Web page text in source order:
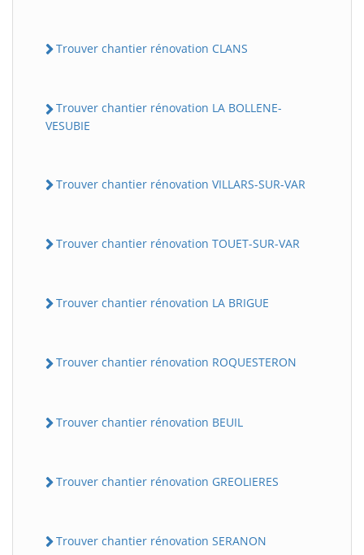
Trouver chantier rénovation CLANS
Trouver chantier rénovation LA BOLLENE-
VESUBIE
Trouver chantier rénovation VILLARS-SUR-VAR
Trouver chantier rénovation TOUET-SUR-VAR
Trouver chantier rénovation LA BRIGUE
Trouver chantier rénovation ROQUESTERON
Trouver chantier rénovation BEUIL
Trouver chantier rénovation GREOLIERES
Trouver chantier rénovation SERANON